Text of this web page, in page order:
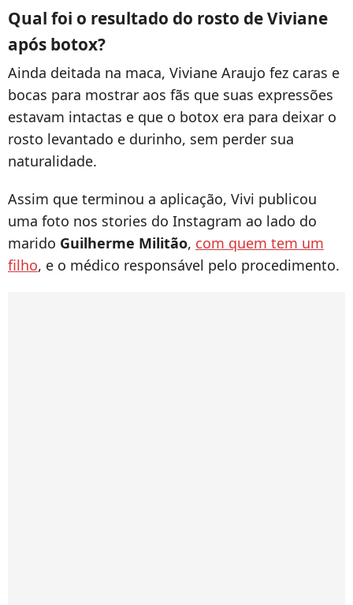
Qual foi o resultado do rosto de Viviane
após botox?
Ainda deitada na maca, Viviane Araujo fez caras e
bocas para mostrar aos fãs que suas expressões
estavam intactas e que o botox era para deixar o
rosto levantado e durinho, sem perder sua
naturalidade.
Assim que terminou a aplicação, Vivi publicou
uma foto nos stories do Instagram ao lado do
marido Guilherme Militão, com quem tem um
filho, e o médico responsável pelo procedimento.